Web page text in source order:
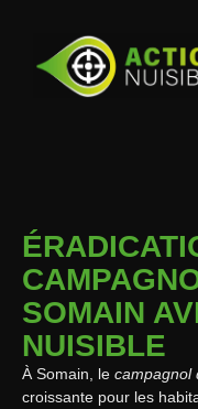
SOMAIN
NUISIBLE
À Somain, le campagnol
croissante pour les